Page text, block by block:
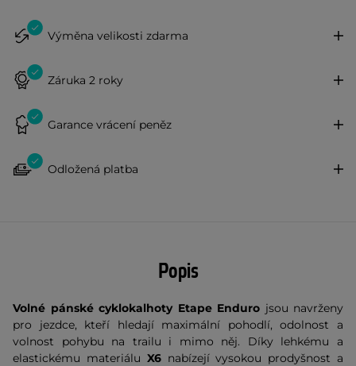
Výměna velikosti zdarma
Záruka 2 roky
Garance vrácení peněz
Odložená platba
Popis
Volné pánské cyklokalhoty Etape Enduro jsou navrženy
pro jezdce, kteří hledají maximální pohodlí, odolnost a
volnost pohybu na trailu i mimo něj. Díky lehkému a
elastickému materiálu X6nabízejí vysokou prodyšnost a